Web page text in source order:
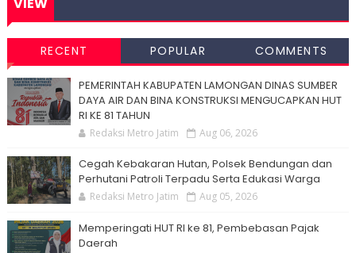
RECENT POPULAR COMMENTS
PEMERINTAH KABUPATEN LAMONGAN DINAS SUMBER
DAYA AIR DAN BINA KONSTRUKSI MENGUCAPKAN HUT
RI KE 81 TAHUN
Redaksi Metro Jatim Aug 06, 2026
Cegah Kebakaran Hutan, Polsek Bendungan dan
Perhutani Patroli Terpadu Serta Edukasi Warga
Redaksi Metro Jatim Aug 05, 2026
Memperingati HUT RI ke 81, Pembebasan Pajak
Daerah